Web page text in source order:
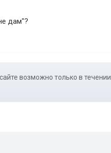
дам"?
возможно только в течении